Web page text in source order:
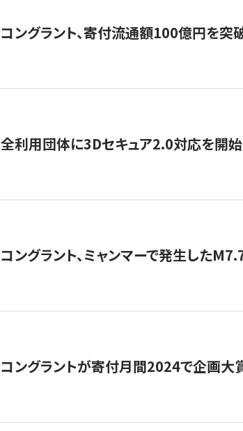
コングラント、寄付流通額100億円を突
全利用団体に3Dセキュア2.0対応を開
コングラント、ミャンマーで発生した
コングラントが寄付月間2024で企画大